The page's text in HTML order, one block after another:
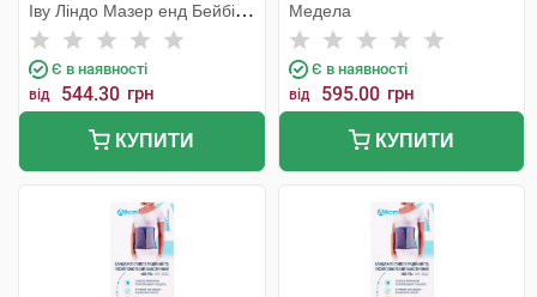
Іву Ліндо Мазер енд Бейбі
Продактс
Є в наявності
від 544.30 грн
КУПИТИ
Медела
Є в наявності
від 595.00 грн
КУПИТИ